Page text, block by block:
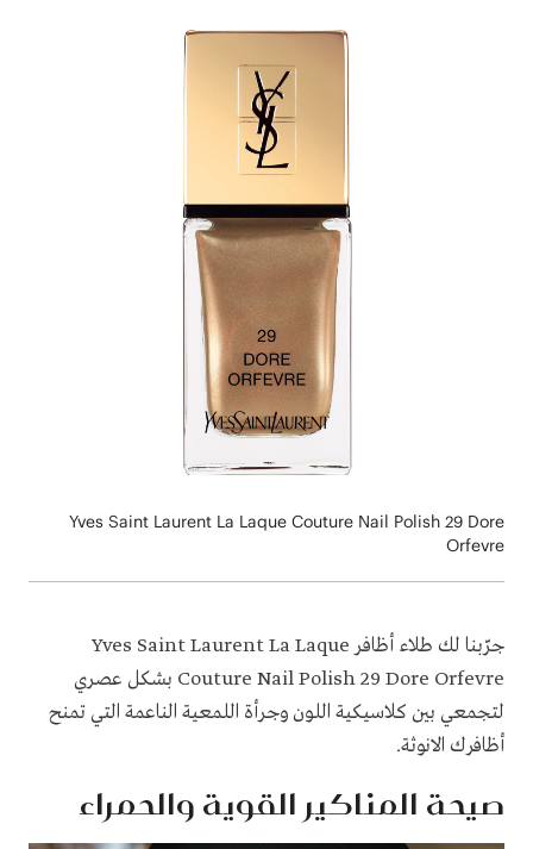
Yves Saint Laurent La Laque Couture Nail Polish 29 Dore
Orfevre
جرّبنا لك طلاء أظافر Yves Saint Laurent La Laque
Couture Nail Polish 29 Dore Orfevre بشكل عصري
لتجمعي بين كلاسيكية اللون وجرأة اللمعية الناعمة التي تمنح
أظافرك الانوثة.
صيحة المناكير القوية والحمراء